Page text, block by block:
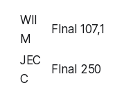
WII
M
FInal 107,1
JEC
C
FInal 250